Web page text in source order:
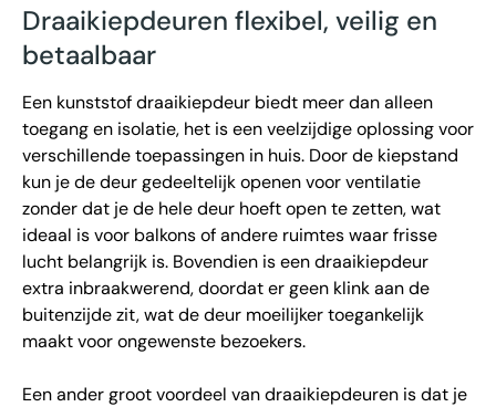
Draaikiepdeuren flexibel, veilig en
betaalbaar
Een kunststof draaikiepdeur biedt meer dan alleen
toegang en isolatie, het is een veelzijdige oplossing voor
verschillende toepassingen in huis. Door de kiepstand
kun je de deur gedeeltelijk openen voor ventilatie
zonder dat je de hele deur hoeft open te zetten, wat
ideaal is voor balkons of andere ruimtes waar frisse
lucht belangrijk is. Bovendien is een draaikiepdeur
extra inbraakwerend, doordat er geen klink aan de
buitenzijde zit, wat de deur moeilijker toegankelijk
maakt voor ongewenste bezoekers.
Een ander groot voordeel van draaikiepdeuren is dat je